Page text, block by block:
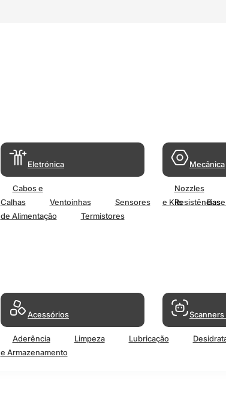
Eletrónica
Cabos e
Calhas
Ventoinhas Sensores Resistências
de Alimentação
Termistores
Mecânica
Nozzles
e Kits
Acessórios
Aderência Limpeza Lubricação
e Armazenamento
Scanners